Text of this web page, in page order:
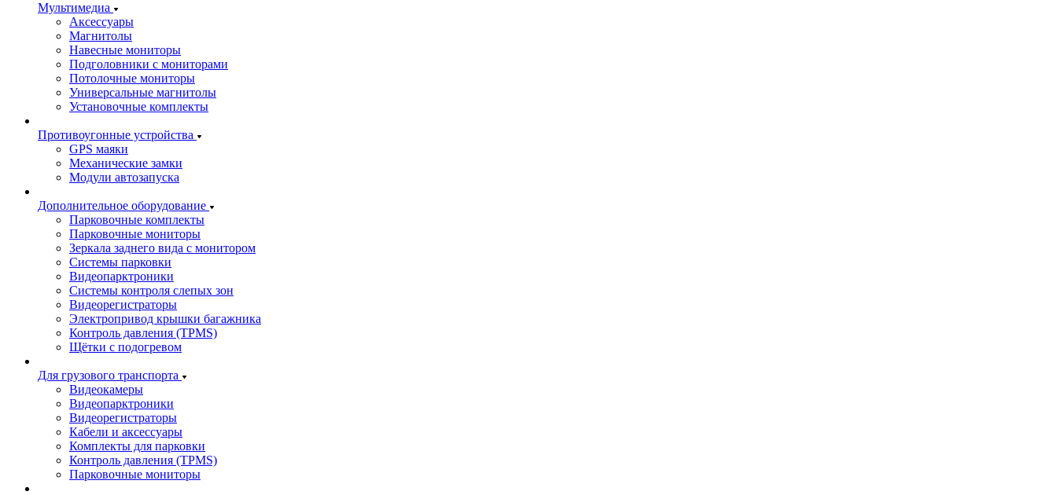
Мультимедиа
Аксессуары
Магнитолы
Навесные мониторы
Подголовники с мониторами
Потолочные мониторы
Универсальные магнитолы
Установочные комплекты
Противоугонные устройства
GPS маяки
Механические замки
Модули автозапуска
Дополнительное оборудование
Парковочные комплекты
Парковочные мониторы
Зеркала заднего вида с монитором
Системы парковки
Видеопарктроники
Системы контроля слепых зон
Видеорегистраторы
Электропривод крышки багажника
Контроль давления (TPMS)
Щётки с подогревом
Для грузового транспорта
Видеокамеры
Видеопарктроники
Видеорегистраторы
Кабели и аксессуары
Комплекты для парковки
Контроль давления (TPMS)
Парковочные мониторы